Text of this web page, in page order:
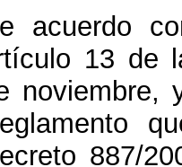
acuerdo
13 de
noviembre,
887/